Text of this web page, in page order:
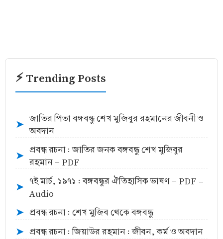
⚡ Trending Posts
➤
জাতির পিতা বঙ্গবন্ধু শেখ মুজিবুর রহমানের জীবনী ও
অবদান
➤
প্রবন্ধ রচনা : জাতির জনক বঙ্গবন্ধু শেখ মুজিবুর
রহমান - PDF
➤
৭ই মার্চ, ১৯৭১ : বঙ্গবন্ধুর ঐতিহাসিক ভাষণ - PDF -
Audio
➤ প্রবন্ধ রচনা : শেখ মুজিব থেকে বঙ্গবন্ধু
➤ প্রবন্ধ রচনা : জিয়াউর রহমান : জীবন, কর্ম ও অবদান